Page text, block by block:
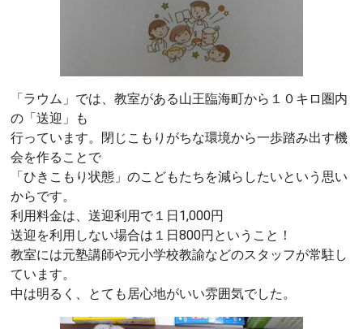
「ラウム」では、教室がある山王臨海町から１０キロ圏内
の「送迎」も
行っています。閉じこもりがちな環境から一歩踏み出す機
会を作ることで
「ひきこもり状態」のこどもたちを減らしたいという思い
からです。
利用料金は、送迎利用で１日1,000円
送迎を利用しない場合は１日800円ということ！
教室には元塾講師や元小学校教諭などのスタッフが常駐し
ています。
中は明るく、とても居心地がいい雰囲気でした。